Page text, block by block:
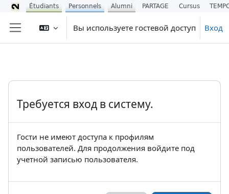
Перейти к основному содержанию
Боковая панель
Вы используете гостевой доступ Вход
Требуется вход в систему.
Гости не имеют доступа к профилям
пользователей. Для продолжения войдите под
учетной записью пользователя.
Étudiants Personnels Alumni PARTAGE Cursus